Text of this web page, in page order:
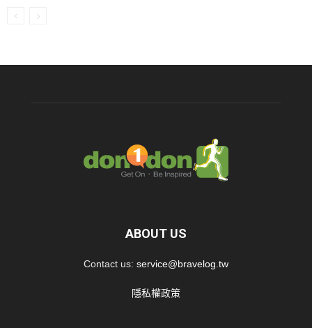
ABOUT US
Contact us: service@bravelog.tw
隱私權政策